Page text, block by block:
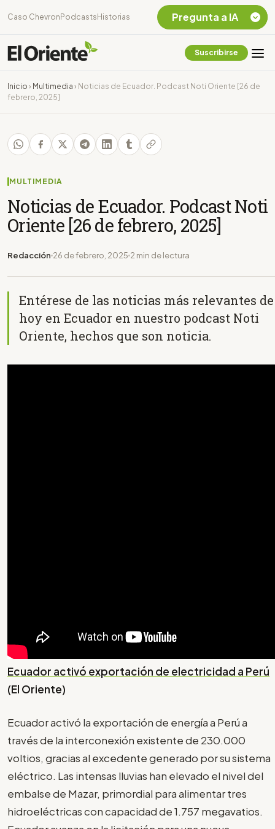
Caso Chevron Podcasts Historias
Suscribirse
Inicio › Multimedia › Noticias de Ecuador. Podcast Noti Oriente [26 de
febrero, 2025]
MULTIMEDIA
Noticias de Ecuador. Podcast Noti
Oriente [26 de febrero, 2025]
Redacción 26 de febrero, 2025 2 min de lectura
Entérese de las noticias más relevantes de
hoy en Ecuador en nuestro podcast Noti
Oriente, hechos que son noticia.
Ecuador activó exportación de electricidad a Perú
(El Oriente)
Ecuador activó la exportación de energía a Perú a
través de la interconexión existente de 230.000
voltios, gracias al excedente generado por su sistema
eléctrico. Las intensas lluvias han elevado el nivel del
embalse de Mazar, primordial para alimentar tres
hidroeléctricas con capacidad de 1.757 megavatios.
Pregunta a IA
Chevron Ecuador